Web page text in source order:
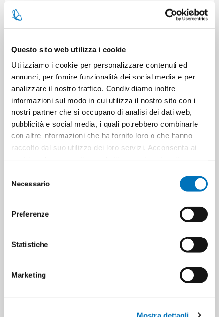
Questo sito web utilizza i cookie
Utilizziamo i cookie per personalizzare contenuti ed
annunci, per fornire funzionalità dei social media e per
analizzare il nostro traffico. Condividiamo inoltre
informazioni sul modo in cui utilizza il nostro sito con i
nostri partner che si occupano di analisi dei dati web,
pubblicità e social media, i quali potrebbero combinarle
con altre informazioni che ha fornito loro o che hanno
raccolto dal suo utilizzo dei loro servizi. Acconsenta ai
delNecessario
Preferenze
Statistiche
Marketing
Mostra dettagli
Brand: BIOREPAIR
SKU:
118207
EAN: 8017331105269
48 in stock